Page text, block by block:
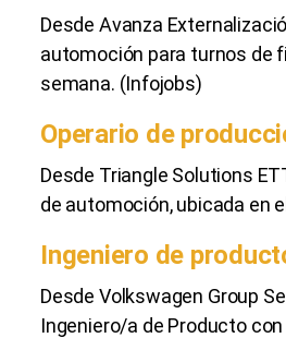
Desde Avanza
automoción para turnos de
semana. (Infojobs)
Operario de
Desde Triangle Solutions
de automoción, ubicada en
Ingeniero de
Desde Volkswagen Group
Ingeniero/a de Producto